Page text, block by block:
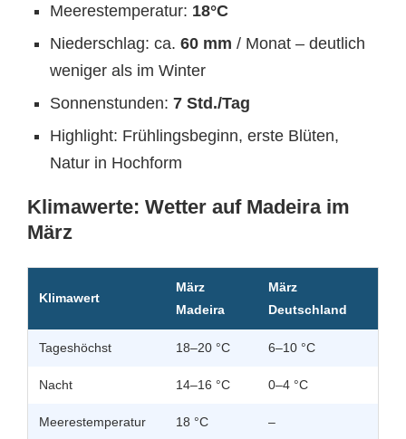
Meerestemperatur: 18°C
Niederschlag: ca. 60 mm / Monat – deutlich
weniger als im Winter
Sonnenstunden: 7 Std./Tag
Highlight: Frühlingsbeginn, erste Blüten,
Natur in Hochform
Klimawerte: Wetter auf Madeira im
März
Klimawert
März
Madeira
März
Deutschland
Tageshöchst 18–20 °C 6–10 °C
Nacht 14–16 °C 0–4 °C
Meerestemperatur 18 °C –